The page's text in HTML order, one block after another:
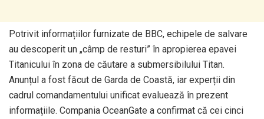
Potrivit informațiilor furnizate de BBC, echipele de salvare
au descoperit un „câmp de resturi” în apropierea epavei
Titanicului în zona de căutare a submersibilului Titan.
Anunțul a fost făcut de Garda de Coastă, iar experții din
cadrul comandamentului unificat evaluează în prezent
informațiile. Compania OceanGate a confirmat că cei cinci